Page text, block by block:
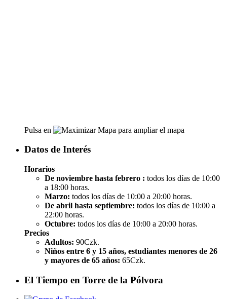
Pulsa en para ampliar el mapa
Datos de Interés
Horarios
De noviembre hasta febrero : todos los días de 10:00
a 18:00 horas.
Marzo: todos los días de 10:00 a 20:00 horas.
De abril hasta septiembre: todos los días de 10:00 a
22:00 horas.
Octubre: todos los días de 10:00 a 20:00 horas.
Precios
Adultos: 90Czk.
Niños entre 6 y 15 años, estudiantes menores de 26
y mayores de 65 años: 65Czk.
El Tiempo en Torre de la Pólvora